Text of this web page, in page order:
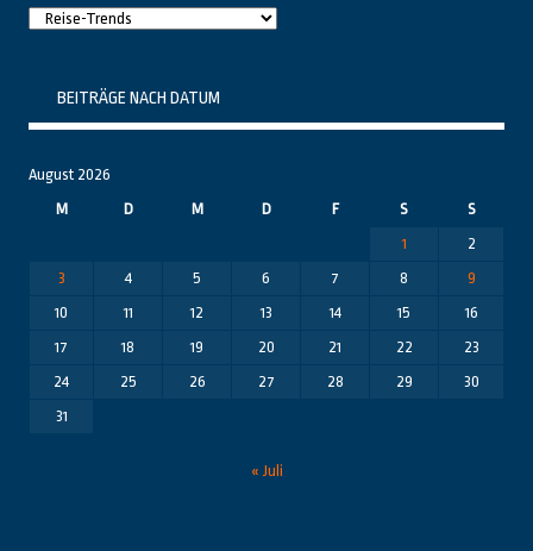
Raushier
BEITRÄGE NACH DATUM
August 2026
M
D M D F S
S
1
2
3
4 5 6 7 8
9
10
11 12 13 14 15
16
17
18 19 20 21 22
23
24
25 26 27 28 29
30
31
« Juli